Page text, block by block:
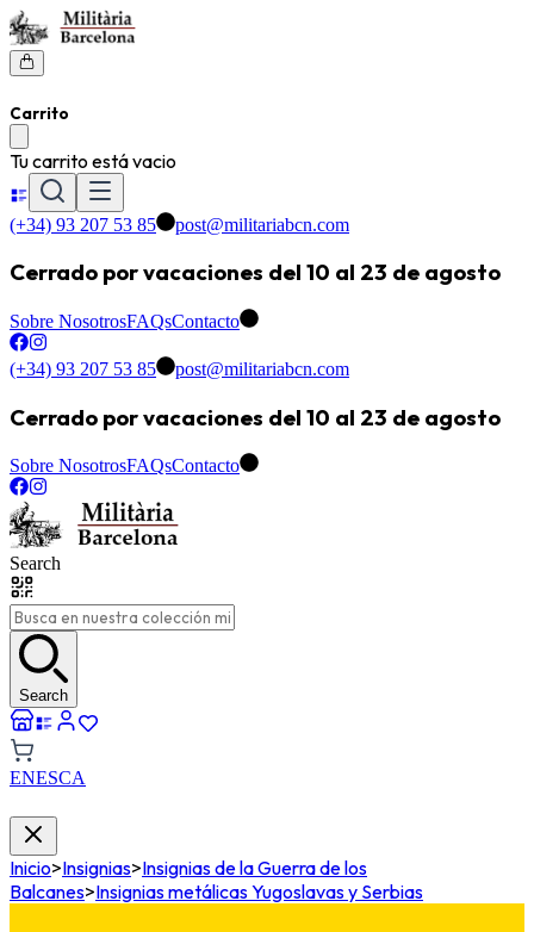
Carrito
Tu carrito está vacio
(+34) 93 207 53 85 post@militariabcn.com
Cerrado por vacaciones del 10 al 23 de agosto
Sobre NosotrosFAQsContacto
(+34) 93 207 53 85 post@militariabcn.com
Cerrado por vacaciones del 10 al 23 de agosto
Sobre NosotrosFAQsContacto
Search
Search
ENESCA
Inicio>Insignias>Insignias de la Guerra de los
Balcanes>Insignias metálicas Yugoslavas y Serbias